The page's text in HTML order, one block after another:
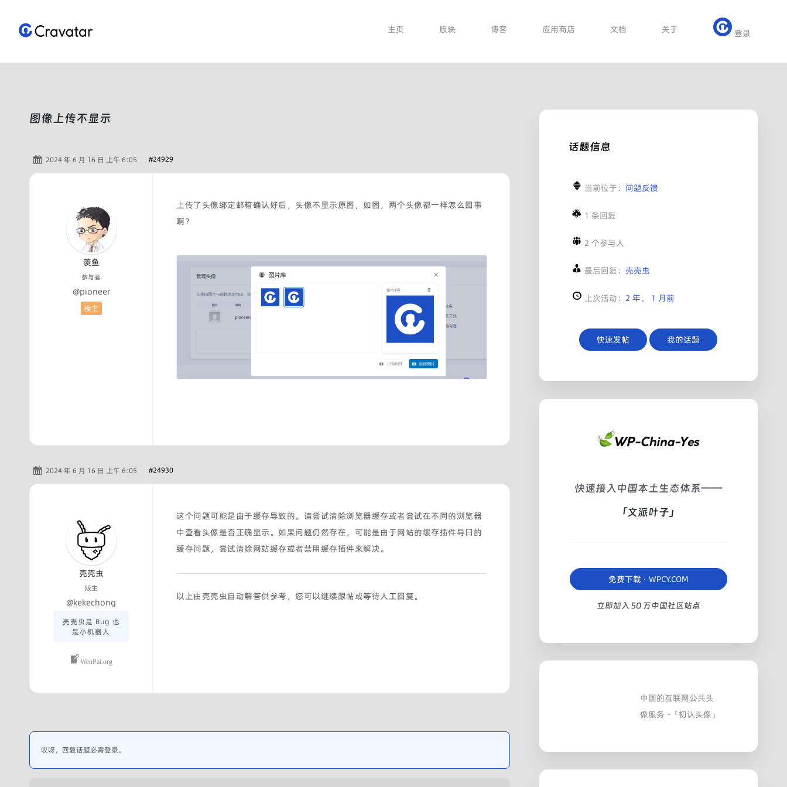
主页 版块 博客 应用商店 文档 关于 登录
图像上传不显示
2024 年 6 月 16 日 上午 6:05 #24929
羡鱼
参与者
@pioneer
楼主
上传了头像绑定邮箱确认好后，头像不显示原图，如图，两个头像都一样怎么回事
啊？
2024 年 6 月 16 日 上午 6:05 #24930
壳壳虫
版主
@kekechong
壳壳虫是 Bug 也
是小机器人
WenPai.org
这个问题可能是由于缓存导致的。请尝试清除浏览器缓存或者尝试在不同的浏览器
中查看头像是否正确显示。如果问题仍然存在，可能是由于网站的缓存插件导臼的
缓存问题，尝试清除网站缓存或者禁用缓存插件来解决。
以上由壳壳虫自动解答供参考，您可以继续跟帖或等待人工回复。
哎呀，回复话题必需登录。
话题信息
当前位于： 问题反馈
1 条回复
2 个参与人
最后回复： 壳壳虫
上次活动： 2 年、 1 月前
快速发帖 我的话题
快速接入中国本土生态体系——
「文派叶子」
免费下载 · WPCY.COM
立即加入 50 万中国社区站点
中国的互联网公共头
像服务 -「初认头像」